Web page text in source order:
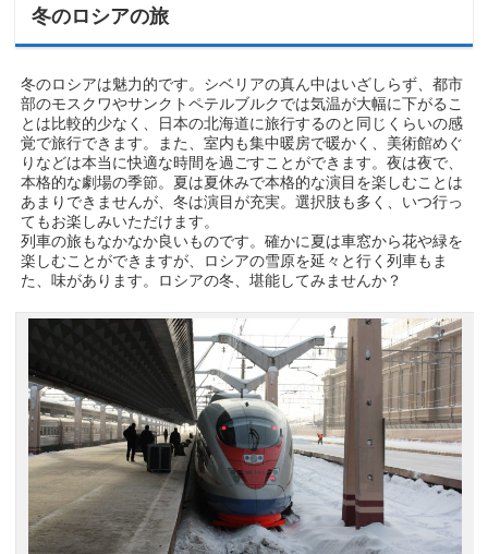
冬のロシアの旅
冬のロシアは魅力的です。シベリアの真ん中はいざしらず、都市
部のモスクワやサンクトペテルブルクでは気温が大幅に下がるこ
とは比較的少なく、日本の北海道に旅行するのと同じくらいの感
覚で旅行できます。また、室内も集中暖房で暖かく、美術館めぐ
りなどは本当に快適な時間を過ごすことができます。夜は夜で、
本格的な劇場の季節。夏は夏休みで本格的な演目を楽しむことは
あまりできませんが、冬は演目が充実。選択肢も多く、いつ行っ
てもお楽しみいただけます。
列車の旅もなかなか良いものです。確かに夏は車窓から花や緑を
楽しむことができますが、ロシアの雪原を延々と行く列車もま
た、味があります。ロシアの冬、堪能してみませんか？